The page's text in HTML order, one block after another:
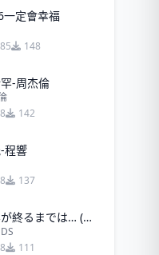
一定會幸福
148
-周杰倫
142
程響
137
世界が終るまでは… (直到世界盡頭) - WANDS
111